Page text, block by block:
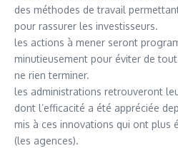
des méthodes de travail
pour rassurer les investisseurs.
les actions à mener seront
minutieusement pour éviter de
ne rien terminer.
les administrations retrouveront
dont l’efficacité a été appréciée
mis à ces innovations qui ont plus
(les agences).